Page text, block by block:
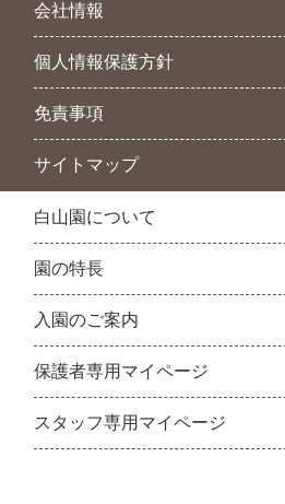
会社情報
個人情報保護方針
免責事項
サイトマップ
白山園について
園の特長
入園のご案内
保護者専用マイページ
スタッフ専用マイページ